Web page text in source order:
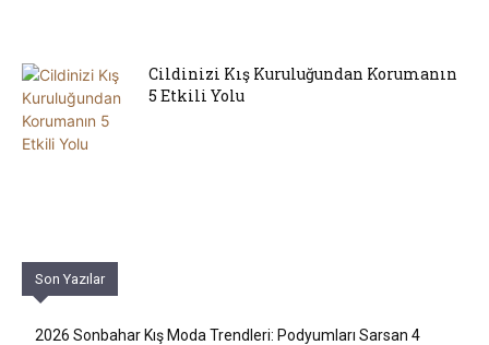
Cildinizi Kış Kuruluğundan Korumanın
5 Etkili Yolu
Son Yazılar
2026 Sonbahar Kış Moda Trendleri: Podyumları Sarsan 4